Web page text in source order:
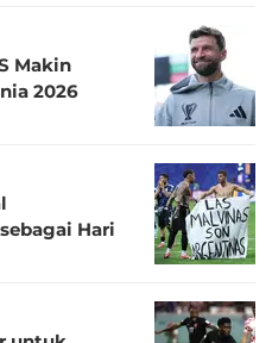
Makin
2026
Hari